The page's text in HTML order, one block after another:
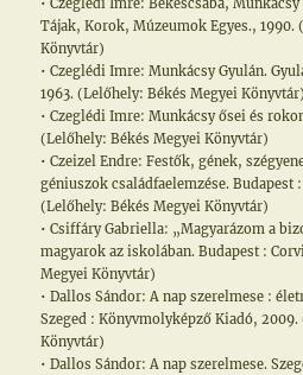
• Czeglédi Imre: Békéscsaba,
Tájak, Korok, Múzeumok Egyes., 1990.
Könyvtár)
• Czeglédi Imre: Munkácsy Gyulán.
1963. (Lelőhely: Békés Megyei Könyvtár)
• Czeglédi Imre: Munkácsy ősei és
(Lelőhely: Békés Megyei Könyvtár)
• Czeizel Endre: Festők, gének,
géniuszok családfaelemzése. Budapest
(Lelőhely: Békés Megyei Könyvtár)
• Csiffáry Gabriella: „Magyarázom a
magyarok az iskolában. Budapest :
Megyei Könyvtár)
• Dallos Sándor: A nap szerelmese :
Szeged : Könyvmolyképző Kiadó,
Könyvtár)
• Dallos Sándor: A nap szerelmese.